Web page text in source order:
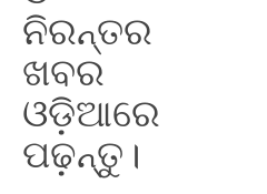
ନିରନ୍ତର
ଖବର
ଓଡ଼ିଆରେ
ପଢ଼ନ୍ତୁ।